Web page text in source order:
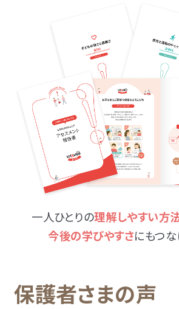
一人ひとりの理解しやすい方
今後の学びやすさにもつな
保護者さまの声